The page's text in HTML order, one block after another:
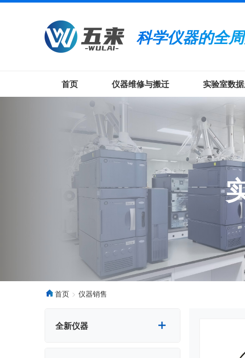
科学仪器的全
首页 仪器维修与搬迁 实验室数
首页 仪器销售
全新仪器